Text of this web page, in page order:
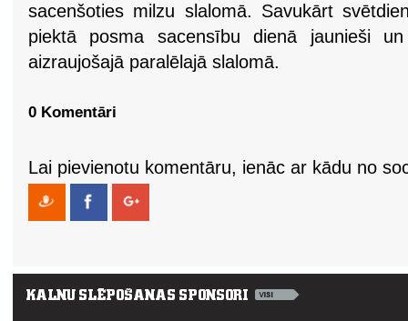
sacenšoties milzu slalomā. Savukārt
piektā posma sacensību dienā jaunieši
aizraujošajā paralēlajā slalomā.
0 Komentāri
Lai pievienotu komentāru, ienāc ar kādu no